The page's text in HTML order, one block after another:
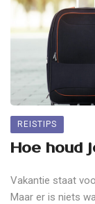
REISTIPS
Hoe houd
Vakantie staat
Maar er is niets